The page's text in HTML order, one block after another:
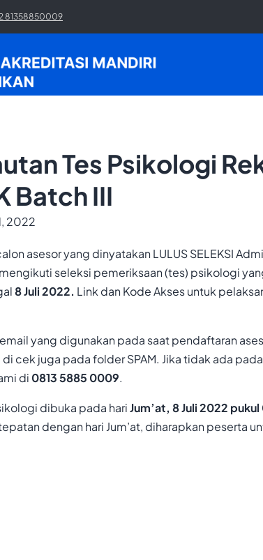
81358850009
Tes Psikologi
Batch III
2022
asesor yang dinyatakan LULUS SELEKSI
seleksi pemeriksaan (tes) psikologi
8 Juli 2022. Link dan Kode Akses untuk
yang digunakan pada saat pendaftaran
cek juga pada folder SPAM. Jika tidak ada
di 0813 5885 0009.
dibuka pada hariJum’at, 8 Juli 2022
dengan hari Jum’at, diharapkan peserta